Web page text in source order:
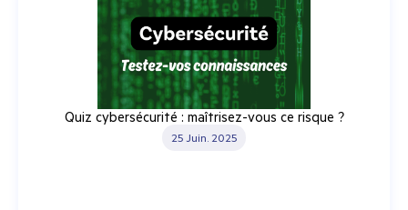
Quiz cybersécurité : maîtrisez-vous ce risque ?
25 Juin. 2025